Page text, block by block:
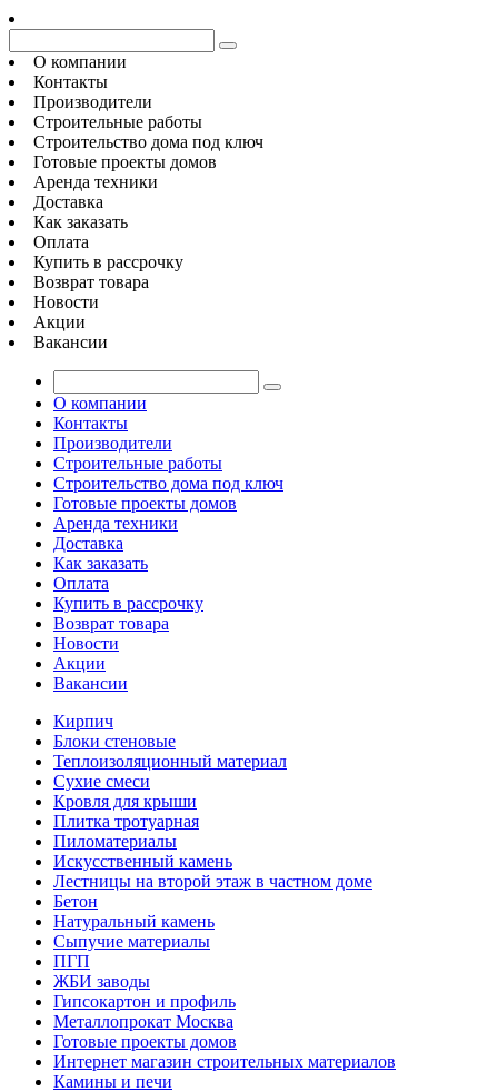
О компании
Контакты
Производители
Строительные работы
Строительство дома под ключ
Готовые проекты домов
Аренда техники
Доставка
Как заказать
Оплата
Купить в рассрочку
Возврат товара
Новости
Акции
Вакансии
О компании
Контакты
Производители
Строительные работы
Строительство дома под ключ
Готовые проекты домов
Аренда техники
Доставка
Как заказать
Оплата
Купить в рассрочку
Возврат товара
Новости
Акции
Вакансии
Кирпич
Блоки стеновые
Теплоизоляционный материал
Сухие смеси
Кровля для крыши
Плитка тротуарная
Пиломатериалы
Искусственный камень
Лестницы на второй этаж в частном доме
Бетон
Натуральный камень
Сыпучие материалы
ПГП
ЖБИ заводы
Гипсокартон и профиль
Металлопрокат Москва
Готовые проекты домов
Интернет магазин строительных материалов
Камины и печи